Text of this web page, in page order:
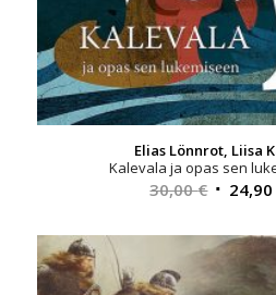
Elias Lönnrot, Liisa
Kalevala ja opas sen
30,00€
oli:
30,00 €.
24,90